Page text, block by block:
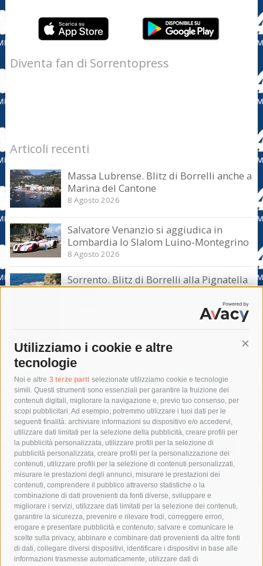
Utilizziamo i cookie e altre
tecnologie
Noi e altre 3 terze parti selezionate utilizziamo cookie e tecnologie
simili. Questi strumenti sono essenziali per garantire la fruizione dei
contenuti digitali, migliorare la navigazione e, previo tuo consenso, per
scopi pubblicitari. Ad esempio, potremmo utilizzare i tuoi dati per le
seguenti finalità: archiviare informazioni su dispositivo e/o accedervi,
utilizzare dati limitati per la selezione della pubblicità, creare profili per
la pubblicità personalizzata, utilizzare profili per la selezione di
pubblicità personalizzata, creare profili per la personalizzazione dei
contenuti, utilizzare profili per la selezione di contenuti personalizzati,
misurare le prestazioni degli annunci, misurare le prestazioni dei
contenuti, comprendere il pubblico attraverso statistiche o la
combinazione di dati provenienti da fonti diverse, sviluppare e
migliorare i servizi, utilizzare dati limitati per la selezione dei contenuti,
garantire la sicurezza, prevenire e rilevare frodi, correggere errori,
erogare e presentare pubblicità e contenuto, salvare e comunicare le
scelte sulla privacy, abbinare e combinare dati provenienti da altre fonti
di dati, collegare diversi dispositivi, identificare i dispositivi in base alle
informazioni trasmesse automaticamente, utilizzare dati di
Diventa fan di Sorrentopress
Articoli recenti
Massa Lubrense. Blitz di Borrelli anche a
Marina del Cantone
8 Agosto 2026
Salvatore Venanzio si aggiudica in
Lombardia lo Slalom Luino-Montegrino
8 Agosto 2026
Sorrento. Blitz di Borrelli alla Pignatella
– video –
Tag
acqua allerta meteo
anas
area marina protetta di punta campanella
arresto
Asl Napoli 3 sud
capitaneria di porto capri
carabinieri
castellammare di stabia
circumvesuviana
comune di sorrento
concerto
contagi
costiera amalfitana
covid-19 eav
elezioni
fondazione sorrento
gori guardia costiera
incidente
lavori
lorenzo balducelli mare
massa lubrense
massimo coppola
Meta napoli
ordinanza